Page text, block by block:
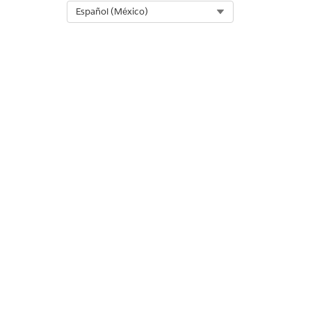
Español (México)